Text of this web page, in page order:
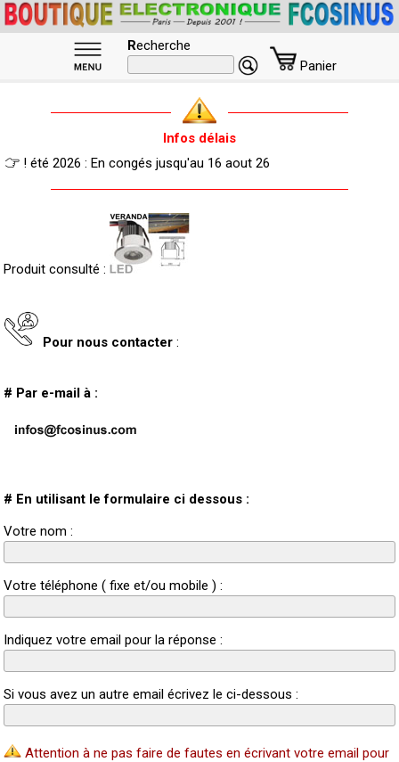
Recherche
Panier
Infos délais
! été 2026 : En congés jusqu'au 16 aout 26
Produit consulté :
Pour nous contacter :
# Par e-mail à :
# En utilisant le formulaire ci dessous :
Votre nom :
Votre téléphone ( fixe et/ou mobile ) :
Indiquez votre email pour la réponse :
Si vous avez un autre email écrivez le ci-dessous :
Attention à ne pas faire de fautes en écrivant votre email pour